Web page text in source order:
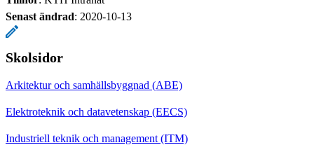
Senast ändrad: 2020-10-13
Skolsidor
Arkitektur och samhällsbyggnad (ABE)
Elektroteknik och datavetenskap (EECS)
Industriell teknik och management (ITM)